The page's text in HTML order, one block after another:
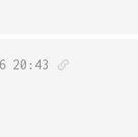
20:43